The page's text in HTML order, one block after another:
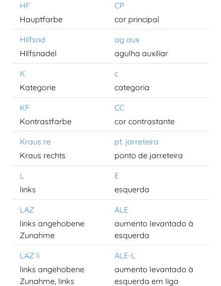
HF
CP
Hauptfarbe
cor principal
Hilfsnd
ag aux
Hilfsnadel
agulha auxiliar
K
c
Kategorie
categoria
KF
CC
Kontrastfarbe
cor contrastante
Kraus re
pt. jarreteira
Kraus rechts
ponto de jarreteira
L
E
links
esquerda
LAZ
ALE
links angehobene
Zunahme
aumento levantado à
esquerda
LAZ li
ALE-L
links angehobene
Zunahme, links
aumento levantado à
esquerda em liga